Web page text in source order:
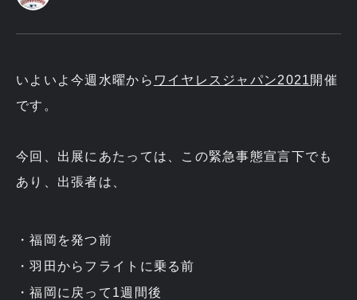
いよいよ今週水曜から ワイヤレスジャパン2021 開催
です。
今回、出展にあたっては、この緊急事態宣言下でも
あり、出張者は、
福岡を発つ前
羽田からフライトに乗る前
福岡に戻って1週間後